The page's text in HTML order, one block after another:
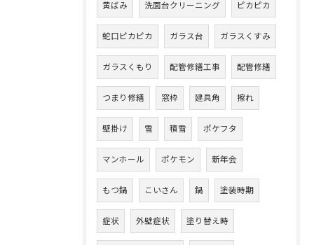
黄ばみ 洗面台クリーニング ピカピカ
蛇口ピカピカ ガラス台 ガラスくすみ
ガラスくもり 配管修繕工事 配管修繕
つまり修繕 窓枠 建具角 擦れ
壁掛け 雪 積雪 ポケフタ
マンホール ポケモン 新年会
もつ鍋 こいさん 鍋 塗装時期
症状 外壁症状 塗り替え時